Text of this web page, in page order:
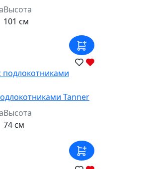
Высота
101 см
Tanner
Высота
74 см